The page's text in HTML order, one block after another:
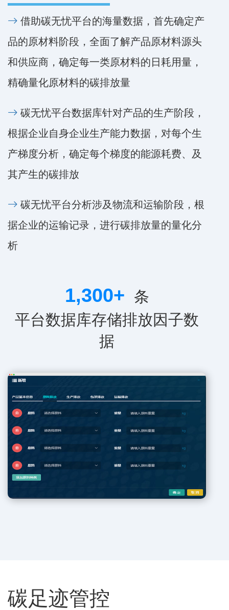
借助碳无忧平台的海量数据，首先确定产
品的原材料阶段，全面了解产品原材料源头
和供应商，确定每一类原材料的日耗用量，
精确量化原材料的碳排放量
碳无忧平台数据库针对产品的生产阶段，
根据企业自身企业生产能力数据，对每个生
产梯度分析，确定每个梯度的能源耗费、及
其产生的碳排放
碳无忧平台分析涉及物流和运输阶段，根
据企业的运输记录，进行碳排放量的量化分
析
1,300+
条
平台数据库存储排放因子数
据
碳足迹管控